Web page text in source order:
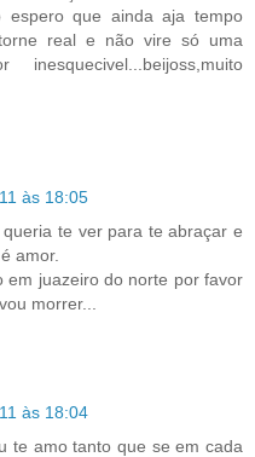
espero que ainda aja tempo
real e não vire só uma
às 18:05
te ver para te abraçar e
amor.
em juazeiro do norte por favor
morrer...
às 18:04
te amo tanto que se em cada